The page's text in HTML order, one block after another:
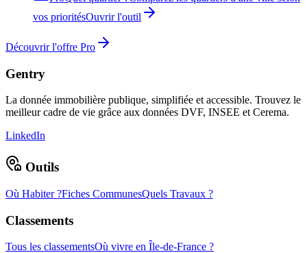
vos prioritésOuvrir l'outil
Découvrir l'offre Pro
Gentry
La donnée immobilière publique, simplifiée et accessible. Trouvez le
meilleur cadre de vie grâce aux données DVF, INSEE et Cerema.
LinkedIn
Outils
Où Habiter ?Fiches CommunesQuels Travaux ?
Classements
Tous les classementsOù vivre en Île-de-France ?